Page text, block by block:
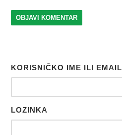
KORISNIČKO IME ILI EMAIL
LOZINKA